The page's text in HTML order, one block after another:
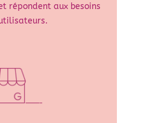
répondent aux besoins